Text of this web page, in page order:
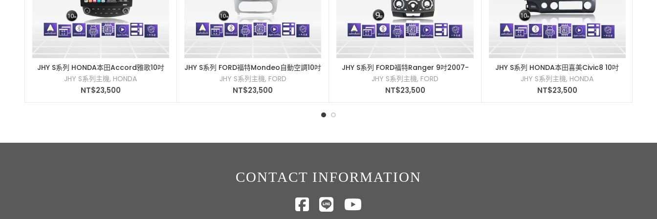
加入購物車
JHY S系列 HONDA本田Accord雅歌10吋
2003-2007車用多媒體安卓主機
JHY S系列主機, HONDA
NT$23,500
加入購物車
JHY S系列 FORD福特Mondeo自動空調10吋
2008-2012車用多媒體安卓主機
JHY S系列主機, FORD
NT$23,500
加入購物車
JHY S系列 FORD福特Ranger 9吋2007-
2012車用多媒體安卓主機
JHY S系列主機, FORD
NT$23,500
加入購物車
JHY S系列 HONDA本田喜美Civic8 10吋
2006-2012車用多媒體安卓主機
JHY S系列主機, HONDA
NT$23,500
CONTACT INFORMATION